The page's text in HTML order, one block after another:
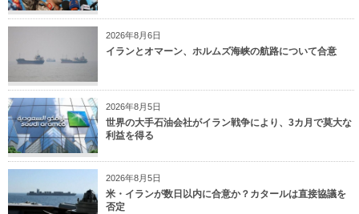
2026年8月6日
イランとオマーン、ホルムズ海峡の航路について合意
2026年8月5日
世界の大手石油会社がイラン戦争により、3カ月で莫大な
利益を得る
2026年8月5日
米・イランが数日以内に合意か？カタールは直接協議を
否定